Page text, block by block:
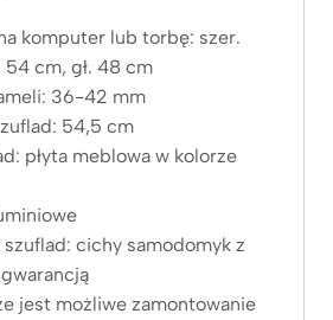
komputer lub torbę: szer.
cm, gł. 48 cm
36-42 mm
54,5 cm
płyta meblowa w kolorze
cichy samodomyk z
jest możliwe zamontowanie